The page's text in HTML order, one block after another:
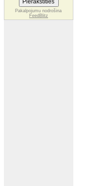
Pakalpojumu nodrošina
FeedBlitz